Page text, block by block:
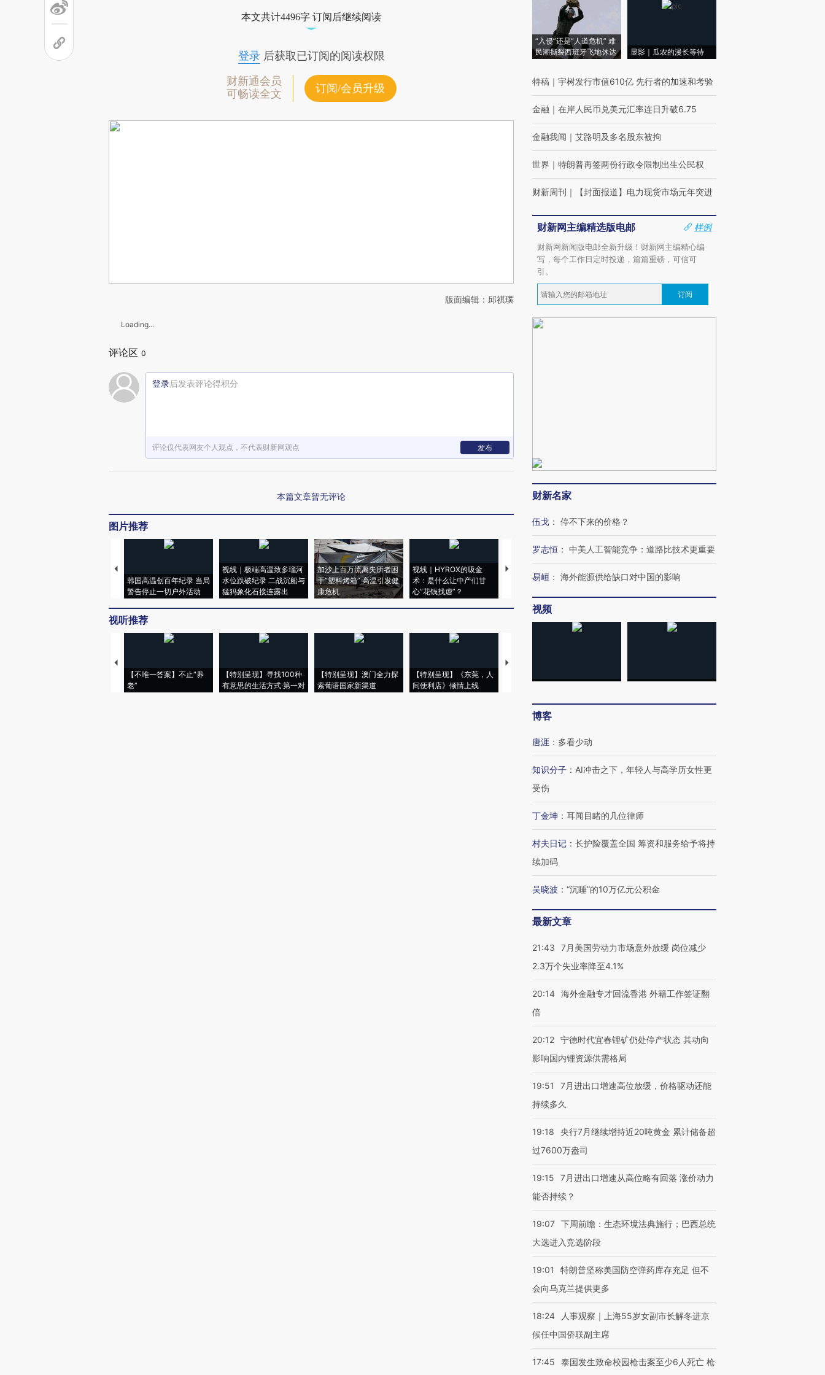
本文共计4496字 订阅后继续阅读
登录后获取已订阅的阅读权限
财新通会员
可畅读全文
订阅/会员升级
版面编辑：邱祺璞
Loading...
评论区 0
登录后发表评论得积分
评论仅代表网友个人观点，不代表财新网观点 发布
本篇文章暂无评论
图片推荐
韩国高温创百年纪录 当局
警告停止一切户外活动
视线｜极端高温致多瑙河
水位跌破纪录 二战沉船与
猛犸象化石接连露出
加沙上百万流离失所者困
于“塑料烤箱” 高温引发健
康危机
视线｜HYROX的吸金
术：是什么让中产们甘
心“花钱找虐”？
马航飞行员跨国走私7万
粒摇头丸 尿检体内含3种
度Z世代 用街头抗争将教
视听推荐
【不唯一答案】不止“养
老”
【特别呈现】寻找100种
有意思的生活方式·第一对
【特别呈现】澳门全力探
索葡语国家新渠道
【特别呈现】《东莞，人
间便利店》倾情上线
【推广】走进第四届链博
“入侵”还是“人道危机” 难
民潮撕裂西班牙飞地休达
显影｜瓜农的漫长等待
特稿 ｜ 宇树发行市值610亿 先行者的加速和考验
金融 ｜ 在岸人民币兑美元汇率连日升破6.75
金融我闻 ｜ 艾路明及多名股东被拘
世界 ｜ 特朗普再签两份行政令限制出生公民权
财新周刊 ｜ 【封面报道】电力现货市场元年突进
财新网主编精选版电邮
样例
财新网新闻版电邮全新升级！财新网主编精心编
写，每个工作日定时投递，篇篇重磅，可信可
引。
订阅
财新名家
伍戈 ： 停不下来的价格？
罗志恒 ： 中美人工智能竞争：道路比技术更重要
易峘 ： 海外能源供给缺口对中国的影响
视频
博客
唐涯 ： 多看少动
知识分子 ： AI冲击之下，年轻人与高学历女性更
受伤
丁金坤 ： 耳闻目睹的几位律师
村夫日记 ： 长护险覆盖全国 筹资和服务给予将持
续加码
吴晓波 ： “沉睡”的10万亿元公积金
最新文章
21:43
7月美国劳动力市场意外放缓 岗位减少
2.3万个失业率降至4.1%
20:14 海外金融专才回流香港 外籍工作签证翻
倍
20:12 宁德时代宜春锂矿仍处停产状态 其动向
影响国内锂资源供需格局
19:51
7月进出口增速高位放缓，价格驱动还能
持续多久
19:18
央行7月继续增持近20吨黄金 累计储备超
过7600万盎司
19:15
7月进出口增速从高位略有回落 涨价动力
能否持续？
19:07 下周前瞻：生态环境法典施行；巴西总统
大选进入竞选阶段
19:01
特朗普坚称美国防空弹药库存充足 但不
会向乌克兰提供更多
18:24
人事观察｜上海55岁女副市长解冬进京
候任中国侨联副主席
17:45 泰国发生致命校园枪击案至少6人死亡 枪